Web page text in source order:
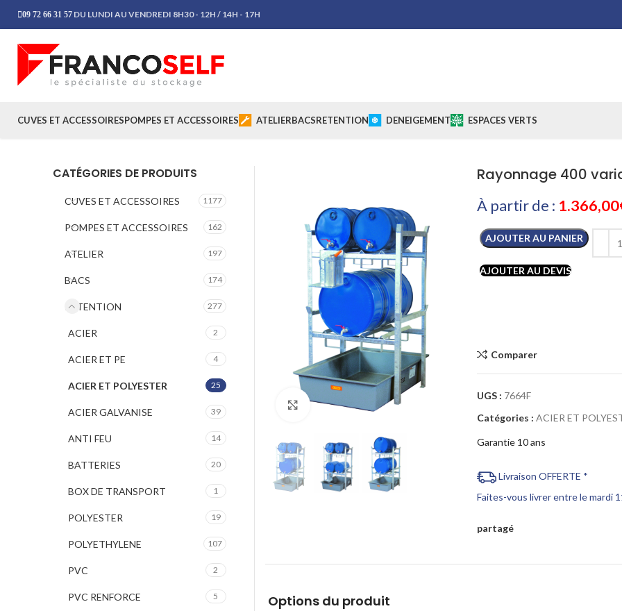
09 72 66 31 57 DU LUNDI AU VENDREDI 8H30 - 12H / 14H - 17H
CUVES ET ACCESSOIRESPOMPES ET ACCESSOIRES ATELIERBACSRETENTION DENEIGEMENT ESPACES VERTS
Cliquez pour agrandir
Rayonnage 400
À partir de : 1.366,00
AJOUTER AU PANIER
AJOUTER AU DEVIS
Comparer
UGS : 7664F
Catégories : ACIER ET
Garantie 10 ans
Livraison OFFERTE *
Faites-vous livrer entre le mardi
partagé
Options du produit
CATÉGORIES DE PRODUITS
CUVES ET ACCESSOIRES 1177
POMPES ET ACCESSOIRES 162
ATELIER 197
BACS 174
RETENTION 277
ACIER 2
ACIER ET PE 4
ACIER ET POLYESTER 25
ACIER GALVANISE 39
ANTI FEU 14
BATTERIES 20
BOX DE TRANSPORT 1
POLYESTER 19
POLYETHYLENE 107
PVC 2
PVC RENFORCE 5